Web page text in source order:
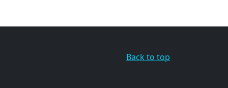
Back to top